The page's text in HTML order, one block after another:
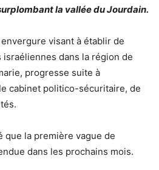
la vallée du Jourdain.
visant à établir de
dans la région de
progresse suite à
cabinet politico-sécuritaire, de
que la première vague de
dans les prochains mois.